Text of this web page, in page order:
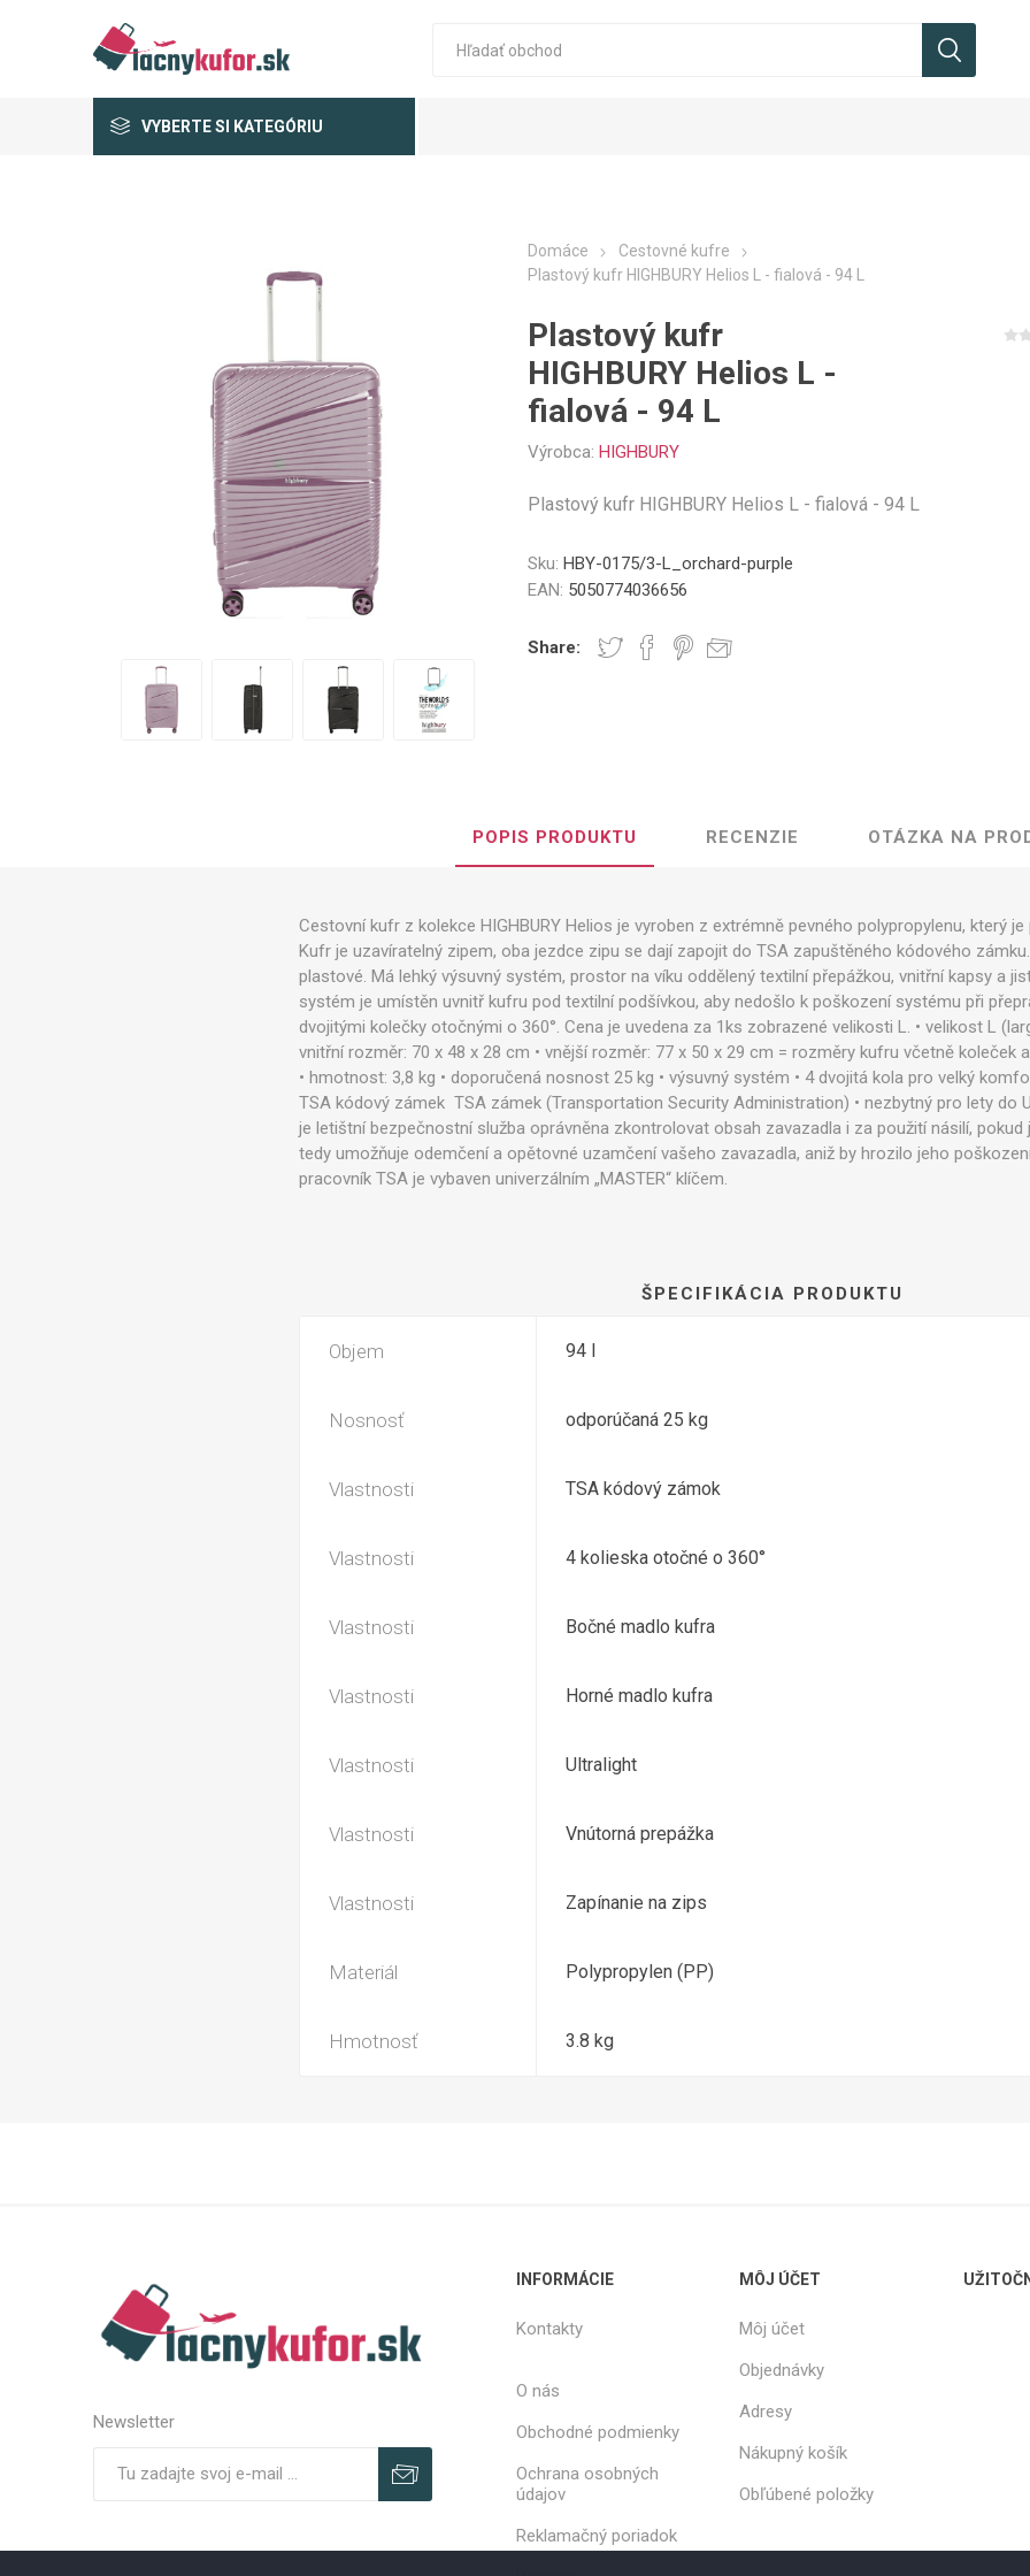
VYBERTE SI KATEGÓRIU
Domáce
Cestovné kufre
Plastový kufr HIGHBURY Helios L - fialová - 94 L
Plastový kufr
HIGHBURY Helios L -
fialová - 94 L
Výrobca: HIGHBURY
Plastový kufr HIGHBURY Helios L - fialová - 94 L
Sku: HBY-0175/3-L_orchard-purple
EAN: 5050774036656
Share:
POPIS PRODUKTU RECENZIE OTÁZKA NA
Cestovní kufr z kolekce HIGHBURY Helios je vyroben z extrémně pevného polypropylenu, který je
Kufr je uzavíratelný zipem, oba jezdce zipu se dají zapojit do TSA zapuštěného kódového
plastové. Má lehký výsuvný systém, prostor na víku oddělený textilní přepážkou, vnitřní kapsy a
systém je umístěn uvnitř kufru pod textilní podšívkou, aby nedošlo k poškození systému při
dvojitými kolečky otočnými o 360°. Cena je uvedena za 1ks zobrazené velikosti L. • velikost L
vnitřní rozměr: 70 x 48 x 28 cm • vnější rozměr: 77 x 50 x 29 cm = rozměry kufru včetně koleček
• hmotnost: 3,8 kg • doporučená nosnost 25 kg • výsuvný systém • 4 dvojitá kola pro velký
TSA kódový zámek TSA zámek (Transportation Security Administration) • nezbytný pro lety do
je letištní bezpečnostní služba oprávněna zkontrolovat obsah zavazadla i za použití násilí, pokud
tedy umožňuje odemčení a opětovné uzamčení vašeho zavazadla, aniž by hrozilo jeho
pracovník TSA je vybaven univerzálním „MASTER“ klíčem.
ŠPECIFIKÁCIA PRODUKTU
Objem 94 l
Nosnosť odporúčaná 25 kg
Vlastnosti TSA kódový zámok
Vlastnosti 4 kolieska otočné o 360°
Vlastnosti Bočné madlo kufra
Vlastnosti Horné madlo kufra
Vlastnosti Ultralight
Vlastnosti Vnútorná prepážka
Vlastnosti Zapínanie na zips
Materiál Polypropylen (PP)
Hmotnosť 3.8 kg
Newsletter
INFORMÁCIE
Kontakty
O nás
Obchodné podmienky
Ochrana osobných
údajov
Reklamačný poriadok
MÔJ ÚČET
Môj účet
Objednávky
Adresy
Nákupný košík
Obľúbené položky